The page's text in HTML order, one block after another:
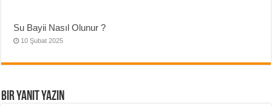
Su Bayii Nasıl Olunur ?
10 Şubat 2025
Bir yanıt yazın